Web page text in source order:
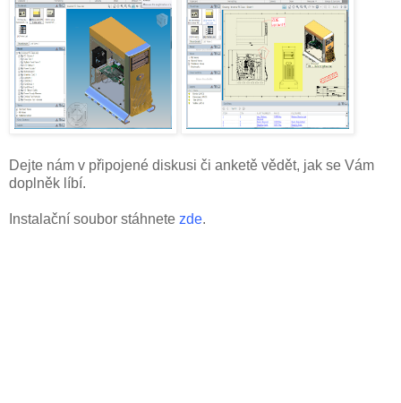
Dejte nám v připojené diskusi či anketě vědět, jak se Vám
doplněk líbí.
Instalační soubor stáhnete zde.